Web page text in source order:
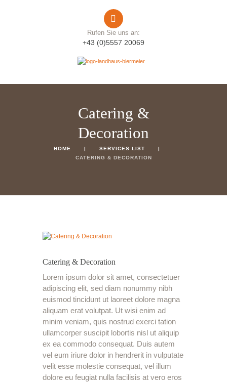
Rufen Sie uns an:
+43 (0)5557 20069
Catering &
Decoration
HOME
SERVICES LIST
CATERING & DECORATION
Catering & Decoration
Lorem ipsum dolor sit amet, consectetuer
adipiscing elit, sed diam nonummy nibh
euismod tincidunt ut laoreet dolore magna
aliquam erat volutpat. Ut wisi enim ad
minim veniam, quis nostrud exerci tation
ullamcorper suscipit lobortis nisl ut aliquip
ex ea commodo consequat. Duis autem
vel eum iriure dolor in hendrerit in vulputate
velit esse molestie consequat, vel illum
dolore eu feugiat nulla facilisis at vero eros